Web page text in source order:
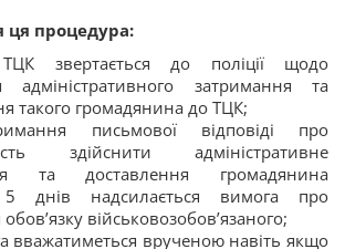
ця процедура:
ТЦК звертається до поліції щодо
адміністративного затримання та
такого громадянина до ТЦК;
письмової відповіді про
здійснити адміністративне
та доставлення громадянина
5 днів надсилається вимога про
військовозобов’язаного;
вважатиметься врученою навіть якщо